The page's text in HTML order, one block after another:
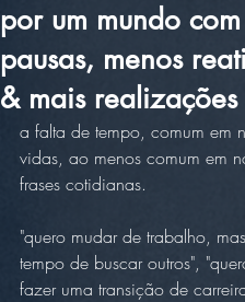
por um mundo
pausas, menos
& mais realizações
a falta de tempo, comum em
vidas, ao menos comum em
frases cotidianas.
"quero mudar de trabalho,
tempo de buscar outros",
fazer uma transição de